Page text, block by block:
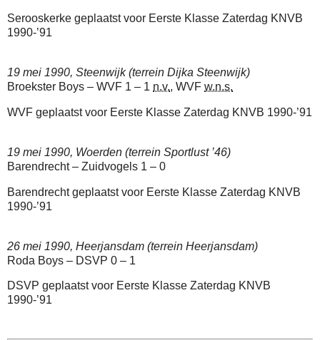
Serooskerke geplaatst voor Eerste Klasse Zaterdag KNVB
1990-’91
19 mei 1990, Steenwijk (terrein Dijka Steenwijk)
Broekster Boys – WVF 1 – 1 n.v., WVF w.n.s.
WVF geplaatst voor Eerste Klasse Zaterdag KNVB 1990-’91
19 mei 1990, Woerden (terrein Sportlust ’46)
Barendrecht – Zuidvogels 1 – 0
Barendrecht geplaatst voor Eerste Klasse Zaterdag KNVB
1990-’91
26 mei 1990, Heerjansdam (terrein Heerjansdam)
Roda Boys – DSVP 0 – 1
DSVP geplaatst voor Eerste Klasse Zaterdag KNVB
1990-’91